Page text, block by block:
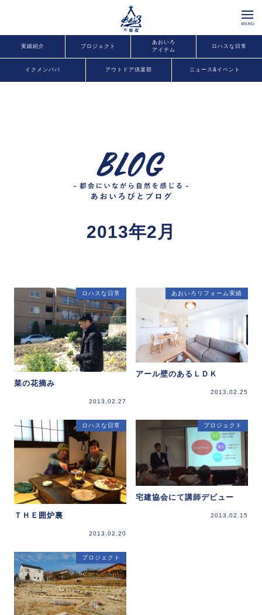
実績紹介 プロジェクト
あおいろ
アイテム
ロハスな日常
イクメンパパ アウトドア倶楽部 ニュース&イベント
2013年2月
ロハスな日常
菜の花摘み
2013.02.27
あおいろリフォーム実績
アール壁のあるＬＤＫ
2013.02.25
ロハスな日常
ＴＨＥ囲炉裏
2013.02.20
プロジェクト
宅建協会にて講師デビュー
2013.02.15
プロジェクト